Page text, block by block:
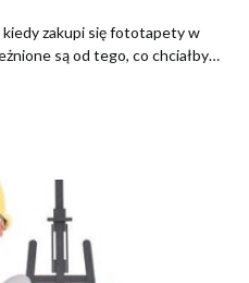
kiedy zakupi się fototapety w
są od tego, co chciałby…